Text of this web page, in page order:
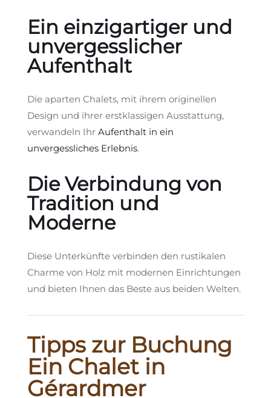
Ein einzigartiger und
unvergesslicher
Aufenthalt
Die aparten Chalets, mit ihrem originellen
Design und ihrer erstklassigen Ausstattung,
verwandeln Ihr Aufenthalt in ein
unvergessliches Erlebnis.
Die Verbindung von
Tradition und
Moderne
Diese Unterkünfte verbinden den rustikalen
Charme von Holz mit modernen Einrichtungen
und bieten Ihnen das Beste aus beiden Welten.
Tipps zur Buchung
Ein Chalet in
Gérardmer